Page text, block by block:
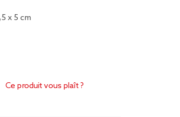
x 5 cm
Ce produit vous plaît ?